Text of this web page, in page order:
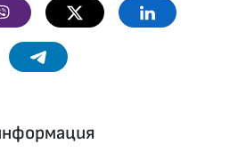
Viber Twitter Linkedin
Telegram